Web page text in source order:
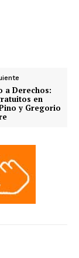
a Derechos:
en
y Gregorio